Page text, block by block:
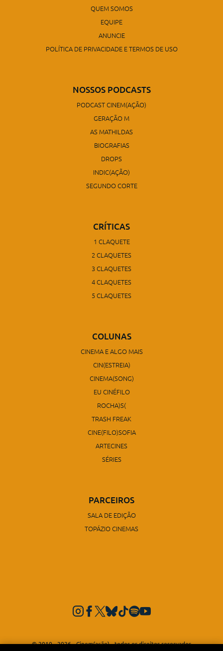
QUEM SOMOS
EQUIPE
ANUNCIE
POLÍTICA DE PRIVACIDADE E TERMOS DE USO
NOSSOS PODCASTS
PODCAST CINEM(AÇÃO)
GERAÇÃO M
AS MATHILDAS
BIOGRAFIAS
DROPS
INDIC(AÇÃO)
SEGUNDO CORTE
CRÍTICAS
1 CLAQUETE
2 CLAQUETES
3 CLAQUETES
4 CLAQUETES
5 CLAQUETES
COLUNAS
CINEMA E ALGO MAIS
CIN(ESTREIA)
CINEMA(SONG)
EU CINÉFILO
ROCHA)S(
TRASH FREAK
CINE(FILO)SOFIA
ARTECINES
SÉRIES
PARCEIROS
SALA DE EDIÇÃO
TOPÁZIO CINEMAS
© 2010 - 2026 - Cinem(ação) - todos os direitos reservados